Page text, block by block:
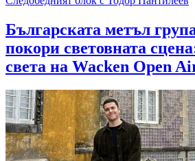
Българската метъл
покори световната
света на Wacken Open